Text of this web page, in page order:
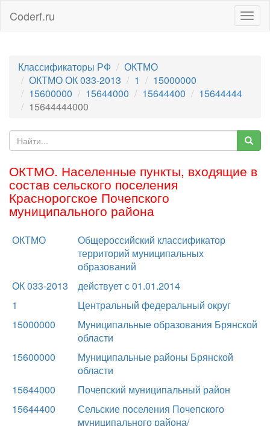
Coderf.ru
Классификаторы РФ
ОКТМО
ОКТМО ОК 033-2013
1
15000000
15600000
15644000 15644400
15644444
15644444000
ОКТМО. Населенные пункты, входящие в
состав сельского поселения
Краснорогское Почепского
муниципального района
ОКТМО
Общероссийский классификатор
территорий муниципальных
образований
ОК 033-2013
действует с 01.01.2014
1
Центральный федеральный округ
15000000
Муниципальные образования Брянской
области
15600000
Муниципальные районы Брянской
области
15644000
Почепский муниципальный район
15644400
Сельские поселения Почепского
муниципального района/